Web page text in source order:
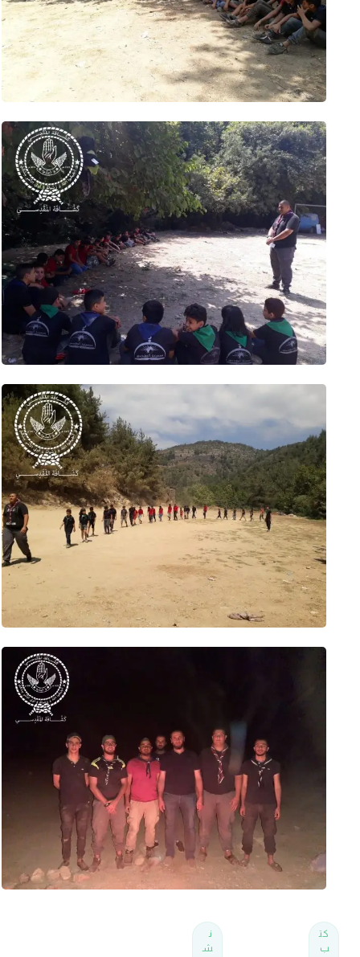
كت
ب
ن
ش